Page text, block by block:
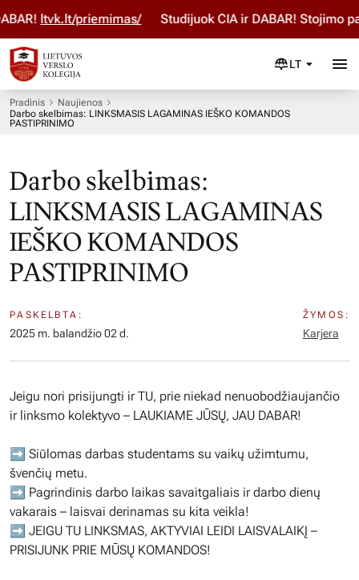
ltvk.lt/priemimas/ Studijuok ČIA ir DABAR! Stojimo
LT
Pradinis
Naujienos
Darbo skelbimas: LINKSMASIS LAGAMINAS IEŠKO KOMANDOS
PASTIPRINIMO
Darbo skelbimas:
LINKSMASIS LAGAMINAS
IEŠKO KOMANDOS
PASTIPRINIMO
PASKELBTA:
2025 m. balandžio 02 d.
ŽYMOS:
Karjera
Jeigu nori prisijungti ir TU, prie niekad nenuobodžiaujančio
ir linksmo kolektyvo – LAUKIAME JŪSŲ, JAU DABAR!
➡️ Siūlomas darbas studentams su vaikų užimtumu,
švenčių metu.
➡️ Pagrindinis darbo laikas savaitgaliais ir darbo dienų
vakarais – laisvai derinamas su kita veikla!
➡️ JEIGU TU LINKSMAS, AKTYVIAI LEIDI LAISVALAIKĮ –
PRISIJUNK PRIE MŪSŲ KOMANDOS!